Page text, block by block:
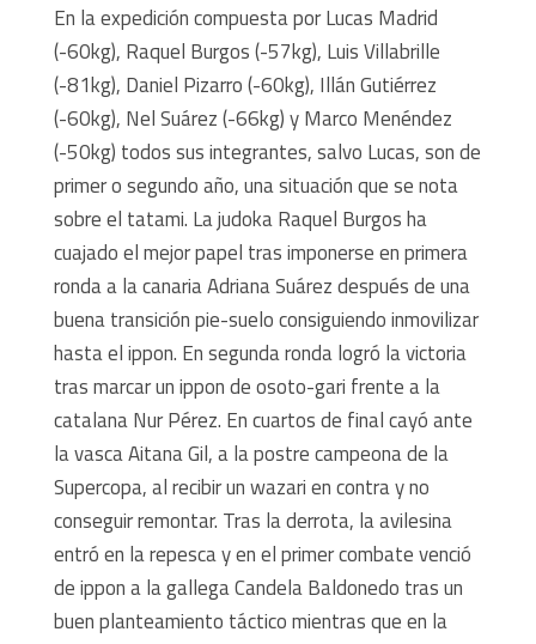
En la expedición compuesta por Lucas Madrid
(-60kg), Raquel Burgos (-57kg), Luis Villabrille
(-81kg), Daniel Pizarro (-60kg), Illán Gutiérrez
(-60kg), Nel Suárez (-66kg) y Marco Menéndez
(-50kg) todos sus integrantes, salvo Lucas, son de
primer o segundo año, una situación que se nota
sobre el tatami. La judoka Raquel Burgos ha
cuajado el mejor papel tras imponerse en primera
ronda a la canaria Adriana Suárez después de una
buena transición pie-suelo consiguiendo inmovilizar
hasta el ippon. En segunda ronda logró la victoria
tras marcar un ippon de osoto-gari frente a la
catalana Nur Pérez. En cuartos de final cayó ante
la vasca Aitana Gil, a la postre campeona de la
Supercopa, al recibir un wazari en contra y no
conseguir remontar. Tras la derrota, la avilesina
entró en la repesca y en el primer combate venció
de ippon a la gallega Candela Baldonedo tras un
buen planteamiento táctico mientras que en la